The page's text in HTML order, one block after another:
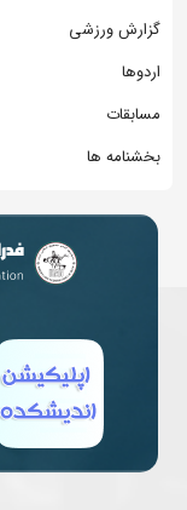
گزارش ورزشی
اردوها
مسابقات
بخشنامه ها